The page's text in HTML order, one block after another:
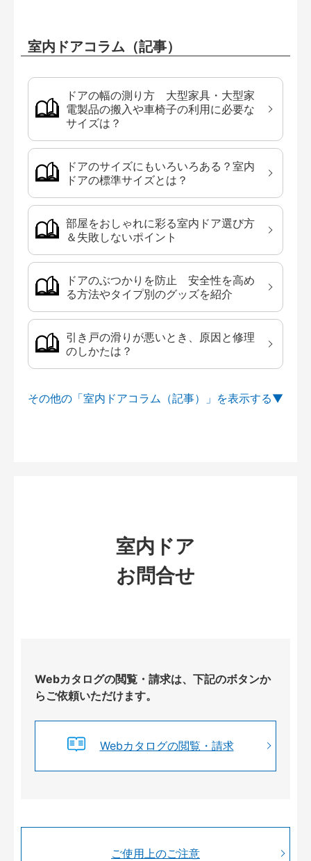
室内ドアコラム（記事）
ドアの幅の測り方 大型家具・大型家
電製品の搬入や車椅子の利用に必要な
サイズは？
ドアのサイズにもいろいろある？室内
ドアの標準サイズとは？
部屋をおしゃれに彩る室内ドア選び方
＆失敗しないポイント
ドアのぶつかりを防止 安全性を高め
る方法やタイプ別のグッズを紹介
引き戸の滑りが悪いとき、原因と修理
のしかたは？
その他の「室内ドアコラム（記事）」を
室内ドア
お問合せ
Webカタログの閲覧・請求は、下記のボタンか
らご依頼いただけます。
Webカタログの閲覧・請求
ご使用上のご注意